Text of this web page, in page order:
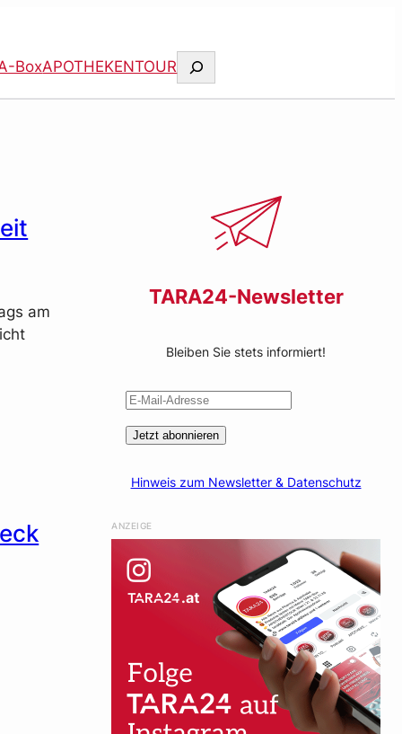
BoxAPOTHEKENTOUR Suchen
am
TARA24-Newsletter
Bleiben Sie stets informiert!
Jetzt abonnieren
Hinweis zum Newsletter & Datenschutz
ANZEIGE